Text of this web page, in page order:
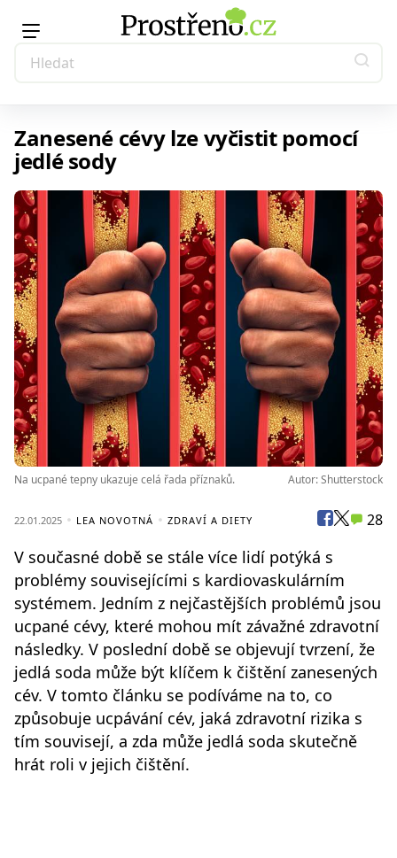
Zanesené cévy lze vyčistit pomocí
jedlé sody
Na ucpané tepny ukazuje celá řada příznaků. Autor: Shutterstock
22.01.2025 LEA NOVOTNÁ ZDRAVÍ A DIETY 28
V současné době se stále více lidí potýká s
problémy souvisejícími s kardiovaskulárním
systémem. Jedním z nejčastějších problémů jsou
ucpané cévy, které mohou mít závažné zdravotní
následky. V poslední době se objevují tvrzení, že
jedlá soda může být klíčem k čištění zanesených
cév. V tomto článku se podíváme na to, co
způsobuje ucpávání cév, jaká zdravotní rizika s
tím souvisejí, a zda může jedlá soda skutečně
hrát roli v jejich čištění.